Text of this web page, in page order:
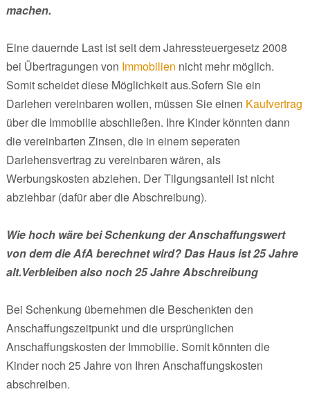
machen.
Eine dauernde Last ist seit dem Jahressteuergesetz 2008
bei Übertragungen von Immobilien nicht mehr möglich.
Somit scheidet diese Möglichkeit aus.Sofern Sie ein
Darlehen vereinbaren wollen, müssen Sie einen Kaufvertrag
über die Immobilie abschließen. Ihre Kinder könnten dann
die vereinbarten Zinsen, die in einem seperaten
Darlehensvertrag zu vereinbaren wären, als
Werbungskosten abziehen. Der Tilgungsanteil ist nicht
abziehbar (dafür aber die Abschreibung).
Wie hoch wäre bei Schenkung der Anschaffungswert
von dem die AfA berechnet wird? Das Haus ist 25 Jahre
alt.Verbleiben also noch 25 Jahre Abschreibung
Bei Schenkung übernehmen die Beschenkten den
Anschaffungszeitpunkt und die ursprünglichen
Anschaffungskosten der Immobilie. Somit könnten die
Kinder noch 25 Jahre von Ihren Anschaffungskosten
abschreiben.